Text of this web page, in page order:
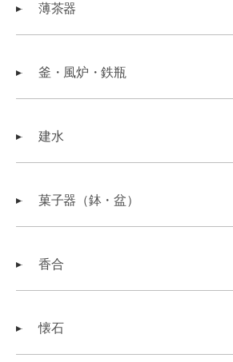
薄茶器
釜・風炉・鉄瓶
建水
菓子器（鉢・盆）
香合
懐石